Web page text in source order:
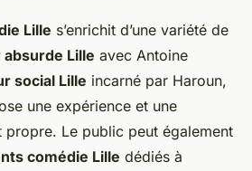
Lille s’enrichit d’une variété de
Lille avec Antoine
social Lille incarné par Haroun,
une expérience et une
propre. Le public peut également
comédie Lille dédiés à